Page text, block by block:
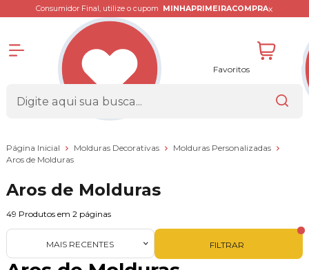
Consumidor Final, utilize o cupom MINHAPRIMEIRACOMPRAx
Favoritos
Página Inicial Molduras Decorativas
Molduras Personalizadas
Aros de Molduras
Aros de Molduras
49 Produtos em 2 páginas
FILTRAR
MAIS RECENTES